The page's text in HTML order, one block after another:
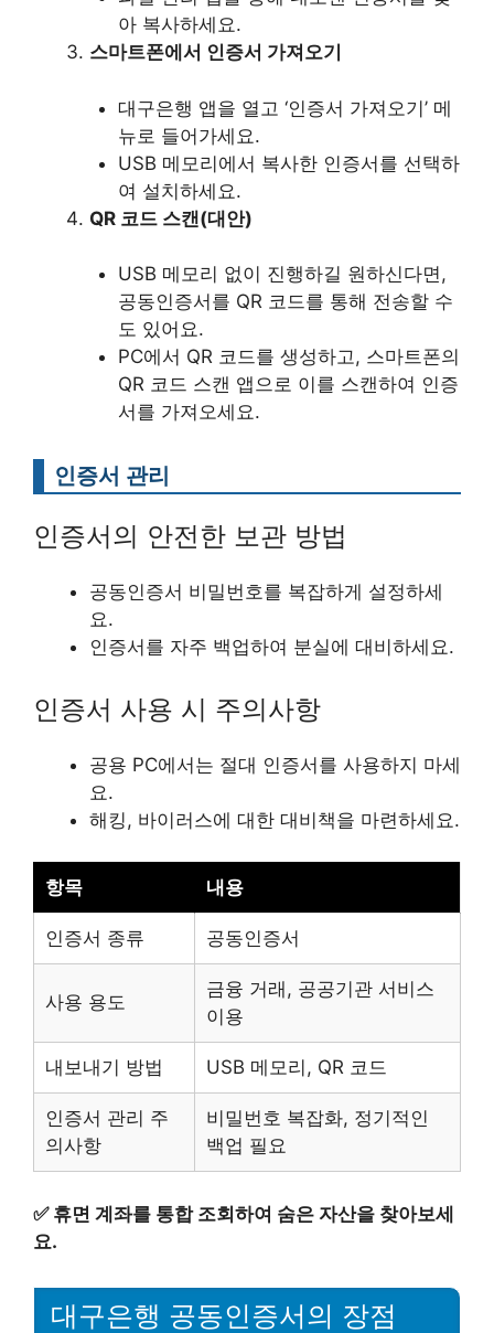
아 복사하세요.
스마트폰에서 인증서 가져오기
대구은행 앱을 열고 ‘인증서 가져오기’ 메
뉴로 들어가세요.
USB 메모리에서 복사한 인증서를 선택하
여 설치하세요.
QR 코드 스캔(대안)
USB 메모리 없이 진행하길 원하신다면,
공동인증서를 QR 코드를 통해 전송할 수
도 있어요.
PC에서 QR 코드를 생성하고, 스마트폰의
QR 코드 스캔 앱으로 이를 스캔하여 인증
서를 가져오세요.
인증서 관리
인증서의 안전한 보관 방법
공동인증서 비밀번호를 복잡하게 설정하세
요.
인증서를 자주 백업하여 분실에 대비하세요.
인증서 사용 시 주의사항
공용 PC에서는 절대 인증서를 사용하지 마세
요.
해킹, 바이러스에 대한 대비책을 마련하세요.
항목 내용
인증서 종류 공동인증서
사용 용도
금융 거래, 공공기관 서비스
이용
내보내기 방법 USB 메모리, QR 코드
인증서 관리 주
의사항
비밀번호 복잡화, 정기적인
백업 필요
✅ 휴면 계좌를 통합 조회하여 숨은 자산을 찾아보세
요.
대구은행 공동인증서의 장점